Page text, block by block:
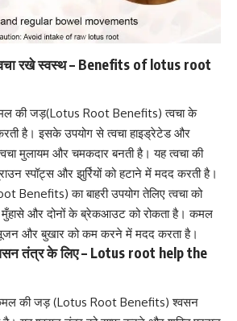
रखे स्वस्थ – Benefits of lotus root
की जड़(Lotus Root Benefits) त्वचा के
है। इसके उपयोग से त्वचा हाइड्रेटेड और
मुलायम और चमकदार बनती है। यह त्वचा की
स्पॉट्स और झुर्रियों को हटाने में मदद करती है।
Benefits) का बाहरी उपयोग तेलिएत्वचा को
और दोनों के ब्रेकआउट को रोकता है। कमल
और बुखार को कम करने में मदद करता है।
तंत्र के लिए – Lotus root help the
की जड़ (Lotus Root Benefits) श्वसन